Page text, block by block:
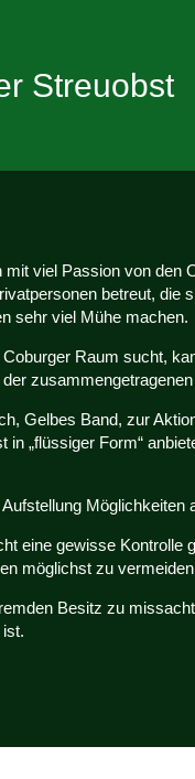
Streuobst
viel Passion von den
betreut, die
sehr viel Mühe machen.
Raum sucht,
Gelbes Band, zur
in „flüssiger Form“
Möglichkeiten
eine gewisse Kontrolle
möglichst zu
Besitz zu